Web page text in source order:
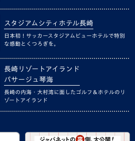
スタジアムシティホテル長崎
日本初！サッカースタジアムビューホテルで特別
な感動とくつろぎを。
長崎リゾートアイランド
パサージュ琴海
長崎の内海・大村湾に面したゴルフ＆ホテルのリ
ゾートアイランド